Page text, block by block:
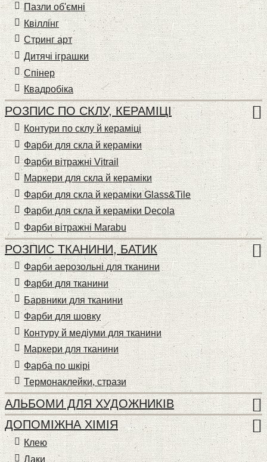
Пазли об'ємні
Квіллінг
Стринг арт
Дитячі іграшки
Спінер
Квадробіка
РОЗПИС ПО СКЛУ, КЕРАМІЦІ
Контури по склу й кераміці
Фарби для скла й кераміки
Фарби вітражні Vitrail
Маркери для скла й кераміки
Фарби для скла й кераміки Glass&Tile
Фарби для скла й кераміки Decola
Фарби вітражні Marabu
РОЗПИС ТКАНИНИ, БАТИК
Фарби аерозольні для тканини
Фарби для тканини
Барвники для тканини
Фарби для шовку
Контуру й медіуми для тканини
Маркери для тканини
Фарба по шкірі
Термонаклейки, стрази
АЛЬБОМИ ДЛЯ ХУДОЖНИКІВ
ДОПОМІЖНА ХІМІЯ
Клею
Лаки